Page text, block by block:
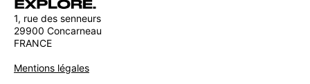
1, rue des senneurs
29900 Concarneau
FRANCE
Mentions légales